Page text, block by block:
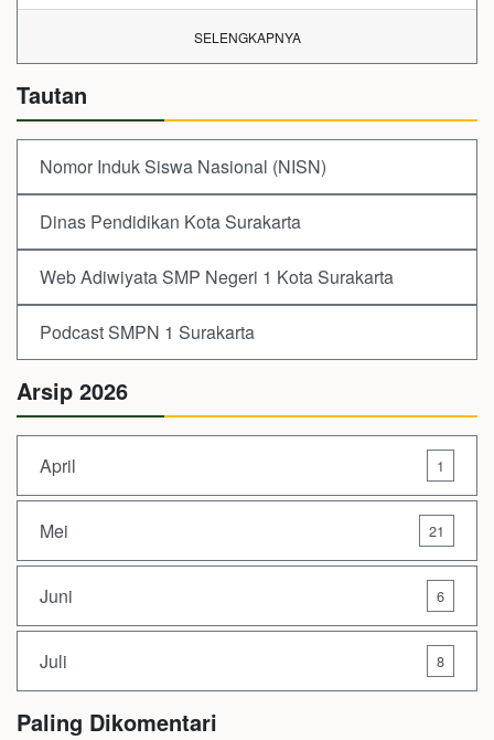
SELENGKAPNYA
Tautan
Nomor Induk Siswa Nasional (NISN)
Dinas Pendidikan Kota Surakarta
Web Adiwiyata SMP Negeri 1 Kota Surakarta
Podcast SMPN 1 Surakarta
Arsip 2026
April 1
Mei 21
Juni 6
Juli 8
Paling Dikomentari